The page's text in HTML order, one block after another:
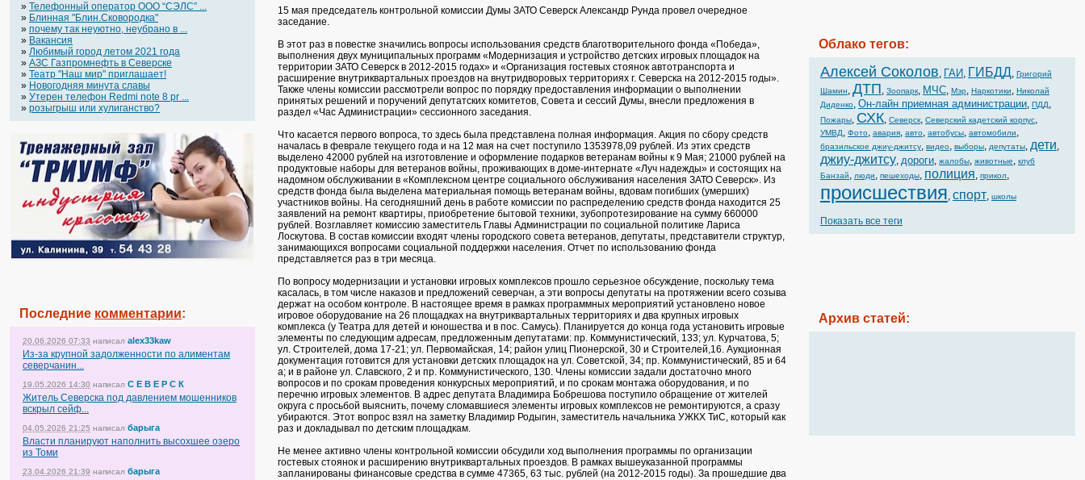
» Телефонный оператор OOO “СЭЛС” ...
» Блинная "Блин.Сковородка"
» почему так неуютно, неубрано в ...
» Вакансия
» Любимый город летом 2021 года
» АЗС Газпромнефть в Северске
» Театр "Наш мир" приглашает!
» Новогодняя минута славы
» Утерен телефон Redmi note 8 pr ...
» розыгрыш или хулиганство?
Последние комментарии:
20.06.2026 07:33 написал alex33kaw
Из-за крупной задолженности по алиментам
северчанин...
19.05.2026 14:30 написал С Е В Е Р С К
Житель Северска под давлением мошенников
вскрыл сейф...
04.05.2026 21:25 написал барыга
Власти планируют наполнить высохшее озеро
из Томи
23.04.2026 21:39 написал барыга
15 мая председатель контрольной комиссии Думы ЗАТО Северск Александр Рунда провел очередное
заседание.
В этот раз в повестке значились вопросы использования средств благотворительного фонда «Победа»,
выполнения двух муниципальных программ «Модернизация и устройство детских игровых площадок на
территории ЗАТО Северск в 2012-2015 годах» и «Организация гостевых стоянок автотранспорта и
расширение внутриквартальных проездов на внутридворовых территориях г. Северска на 2012-2015 годы».
Также члены комиссии рассмотрели вопрос по порядку предоставления информации о выполнении
принятых решений и поручений депутатских комитетов, Совета и сессий Думы, внесли предложения в
раздел «Час Администрации» сессионного заседания.
Что касается первого вопроса, то здесь была представлена полная информация. Акция по сбору средств
началась в феврале текущего года и на 12 мая на счет поступило 1353978,09 рублей. Из этих средств
выделено 42000 рублей на изготовление и оформление подарков ветеранам войны к 9 Мая; 21000 рублей на
продуктовые наборы для ветеранов войны, проживающих в доме-интернате «Луч надежды» и состоящих на
надомном обслуживании в «Комплексном центре социального обслуживания населения ЗАТО Северск». Из
средств фонда была выделена материальная помощь ветеранам войны, вдовам погибших (умерших)
участников войны. На сегодняшний день в работе комиссии по распределению средств фонда находится 25
заявлений на ремонт квартиры, приобретение бытовой техники, зубопротезирование на сумму 660000
рублей. Возглавляет комиссию заместитель Главы Администрации по социальной политике Лариса
Лоскутова. В состав комиссии входят члены городского совета ветеранов, депутаты, представители структур,
занимающихся вопросами социальной поддержки населения. Отчет по использованию фонда
представляется раз в три месяца.
По вопросу модернизации и установки игровых комплексов прошло серьезное обсуждение, поскольку тема
касалась, в том числе наказов и предложений северчан, а эти вопросы депутаты на протяжении всего созыва
держат на особом контроле. В настоящее время в рамках программных мероприятий установлено новое
игровое оборудование на 26 площадках на внутриквартальных территориях и два крупных игровых
комплекса (у Театра для детей и юношества и в пос. Самусь). Планируется до конца года установить игровые
элементы по следующим адресам, предложенным депутатами: пр. Коммунистический, 133; ул. Курчатова, 5;
ул. Строителей, дома 17-21; ул. Первомайская, 14; район улиц Пионерской, 30 и Строителей,16. Аукционная
документация готовится для установки детских площадок на ул. Советской, 34; пр. Коммунистический, 85 и 64
а; и в районе ул. Славского, 2 и пр. Коммунистического, 130. Члены комиссии задали достаточно много
вопросов и по срокам проведения конкурсных мероприятий, и по срокам монтажа оборудования, и по
перечню игровых элементов. В адрес депутата Владимира Бобрешова поступило обращение от жителей
округа с просьбой выяснить, почему сломавшиеся элементы игровых комплексов не ремонтируются, а сразу
убираются. Этот вопрос взял на заметку Владимир Родыгин, заместитель начальника УЖКХ ТиС, который как
раз и докладывал по детским площадкам.
Не менее активно члены контрольной комиссии обсудили ход выполнения программы по организации
гостевых стоянок и расширению внутриквартальных проездов. В рамках вышеуказанной программы
запланированы финансовые средства в сумме 47365, 63 тыс. рублей (на 2012-2015 годы). За прошедшие два
Облако тегов:
Алексей Соколов, ГАИ, ГИБДД, Григорий
Шамин, ДТП, Зоопарк, МЧС, Мэр, Наркотики, Николай
Диденко, Он-лайн приемная администрации, ПДД,
Пожары, СХК, Северск, Северский кадетский корпус,
УМВД, Фото, авария, авто, автобусы, автомобили,
бразильское джиу-джитсу, видео, выборы, депутаты, дети,
джиу-джитсу, дороги, жалобы, животные, клуб
Банзай, люди, пешеходы, полиция, прикол,
происшествия, спорт, школы
Показать все теги
Архив статей: